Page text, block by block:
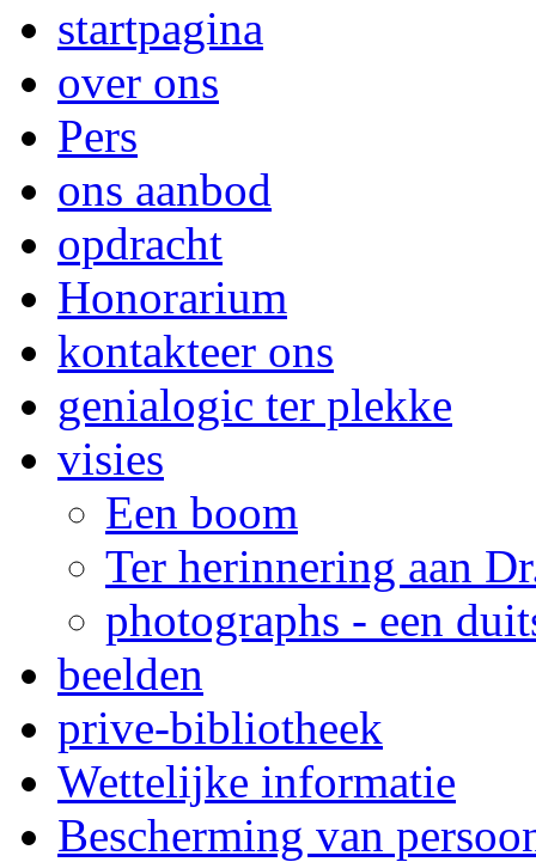
startpagina
over ons
Pers
ons aanbod
opdracht
Honorarium
kontakteer ons
genialogic ter plekke
visies
Een boom
Ter herinnering aan
photographs - een
beelden
prive-bibliotheek
Wettelijke informatie
Bescherming van